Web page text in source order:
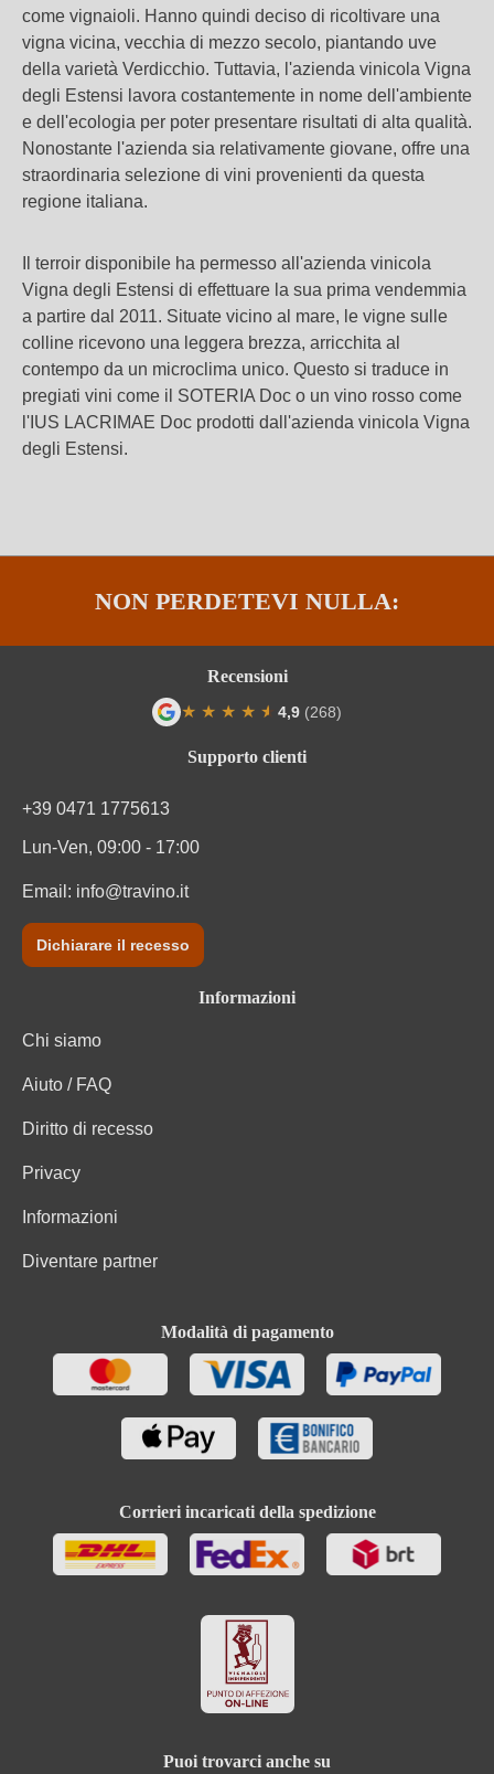
come vignaioli. Hanno quindi deciso di ricoltivare una
vigna vicina, vecchia di mezzo secolo, piantando uve
della varietà Verdicchio. Tuttavia, l'azienda vinicola Vigna
degli Estensi lavora costantemente in nome dell'ambiente
e dell'ecologia per poter presentare risultati di alta qualità.
Nonostante l'azienda sia relativamente giovane, offre una
straordinaria selezione di vini provenienti da questa
regione italiana.
Il terroir disponibile ha permesso all'azienda vinicola
Vigna degli Estensi di effettuare la sua prima vendemmia
a partire dal 2011. Situate vicino al mare, le vigne sulle
colline ricevono una leggera brezza, arricchita al
contempo da un microclima unico. Questo si traduce in
pregiati vini come il SOTERIA Doc o un vino rosso come
l'IUS LACRIMAE Doc prodotti dall'azienda vinicola Vigna
degli Estensi.
NON PERDETEVI NULLA:
Supporto clienti
+39 0471 1775613
Lun-Ven, 09:00 - 17:00
Email: info@travino.it
Dichiarare il recesso
Informazioni
Chi siamo
Aiuto / FAQ
Diritto di recesso
Privacy
Informazioni
Diventare partner
Modalità di pagamento
Corrieri incaricati della spedizione
Puoi trovarci anche su
Recensioni
★ ★ ★ ★ ★
★ 4,9 (268)